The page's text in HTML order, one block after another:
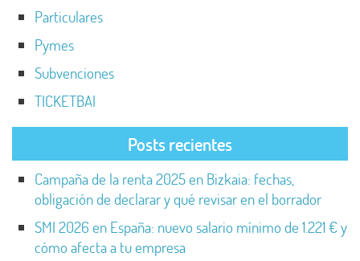
Particulares
Pymes
Subvenciones
TICKETBAI
Posts recientes
Campaña de la renta 2025 en Bizkaia: fechas,
obligación de declarar y qué revisar en el borrador
SMI 2026 en España: nuevo salario mínimo de 1.221 € y
cómo afecta a tu empresa